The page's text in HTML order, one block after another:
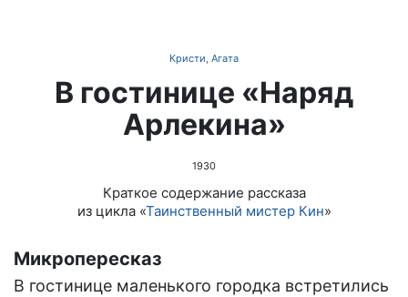
Кристи, Агата
В гостинице «Наряд
Арлекина»
1930
Краткое содержание рассказа
из цикла «Таинственный мистер Кин»
Микропересказ
В гостинице маленького городка встретились